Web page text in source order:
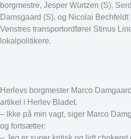
borgmestre, Jesper Würtzen (S),
Damsgaard (S), og Nicolai
Venstres transportordfører Stinus
lokalpolitikere.
Herlevs borgmester Marco
artikel i Herlev Bladet.
– Ikke på min vagt, siger Marco
og fortsætter: